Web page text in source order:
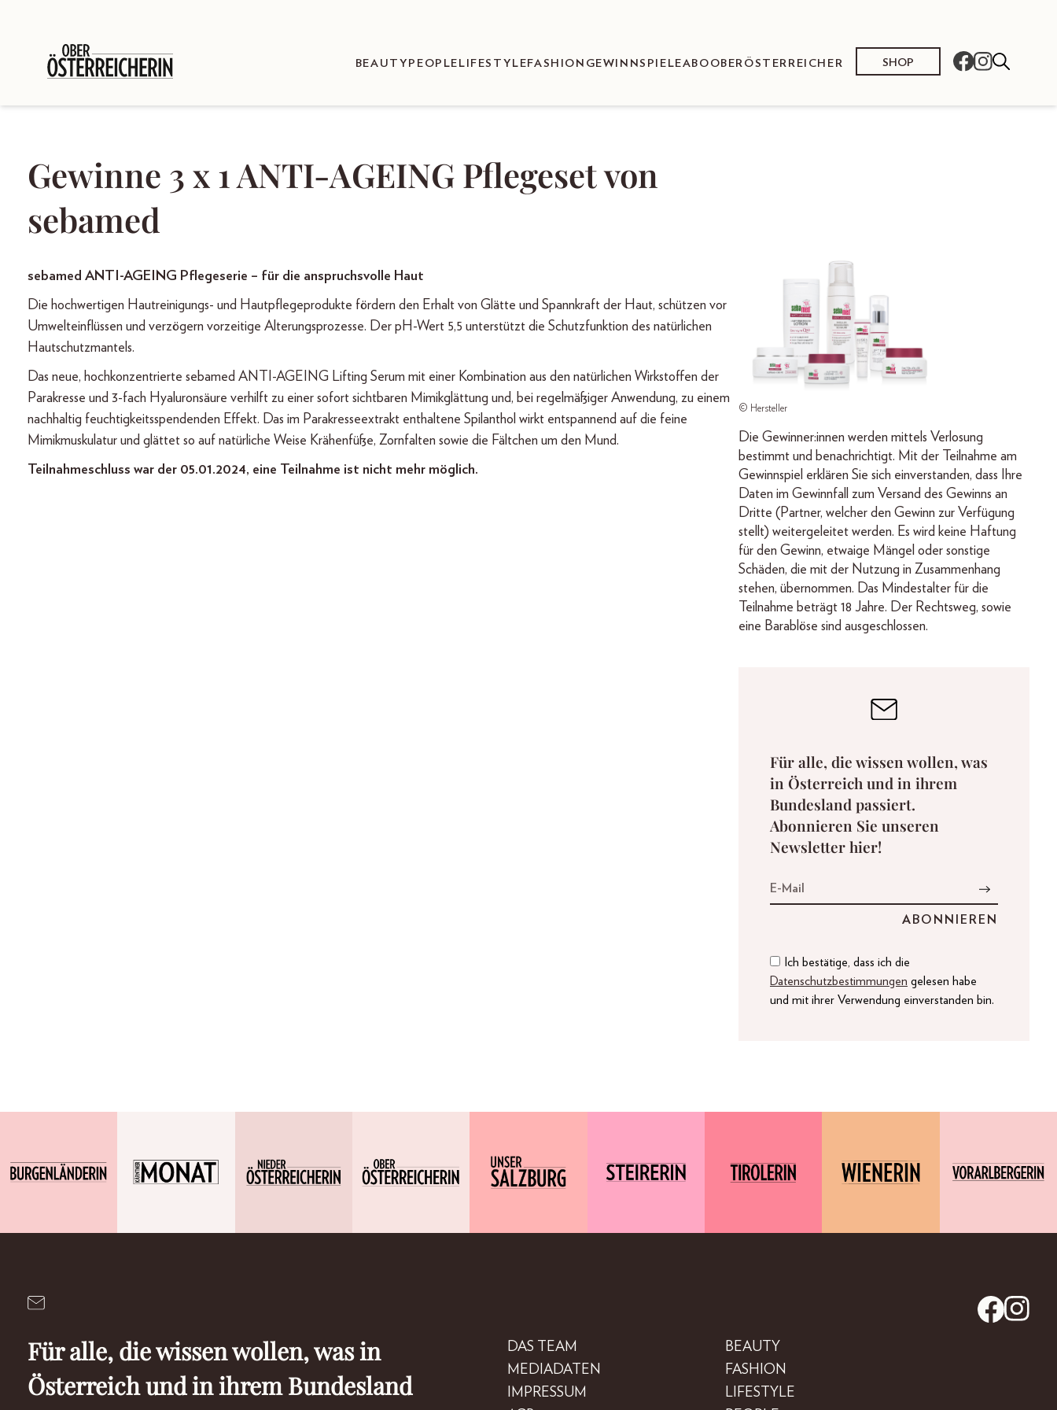
BEAUTY PEOPLE LIFESTYLEFASHION GEWINNSPIELEABO OBERÖSTERREICHER SHOP
Gewinne 3 x 1 ANTI-AGEING Pflegeset von
sebamed
sebamed ANTI-AGEING Pflegeserie – für die anspruchsvolle Haut
Die hochwertigen Hautreinigungs- und Hautpflegeprodukte fördern den Erhalt von Glätte und Spannkraft der Haut, schützen vor
Umwelteinflüssen und verzögern vorzeitige Alterungsprozesse. Der pH-Wert 5,5 unterstützt die Schutzfunktion des natürlichen
Hautschutzmantels.
Das neue, hochkonzentrierte sebamed ANTI-AGEING Lifting Serum mit einer Kombination aus den natürlichen Wirkstoffen der
Parakresse und 3-fach Hyaluronsäure verhilft zu einer sofort sichtbaren Mimikglättung und, bei regelmäßiger Anwendung, zu einem
nachhaltig feuchtigkeitsspendenden Effekt. Das im Parakresseextrakt enthaltene Spilanthol wirkt entspannend auf die feine
Mimikmuskulatur und glättet so auf natürliche Weise Krähenfüße, Zornfalten sowie die Fältchen um den Mund.
Teilnahmeschluss war der 05.01.2024, eine Teilnahme ist nicht mehr möglich.
© Hersteller
Die Gewinner:innen werden mittels Verlosung
bestimmt und benachrichtigt. Mit der Teilnahme am
Gewinnspiel erklären Sie sich einverstanden, dass Ihre
Daten im Gewinnfall zum Versand des Gewinns an
Dritte (Partner, welcher den Gewinn zur Verfügung
stellt) weitergeleitet werden. Es wird keine Haftung
für den Gewinn, etwaige Mängel oder sonstige
Schäden, die mit der Nutzung in Zusammenhang
stehen, übernommen. Das Mindestalter für die
Teilnahme beträgt 18 Jahre. Der Rechtsweg, sowie
eine Barablöse sind ausgeschlossen.
Für alle, die wissen wollen, was
in Österreich und in ihrem
Bundesland passiert.
Abonnieren Sie unseren
Newsletter hier!
Ich bestätige, dass ich die
Datenschutzbestimmungen gelesen habe
und mit ihrer Verwendung einverstanden bin.
Für alle, die wissen wollen, was in
Österreich und in ihrem Bundesland
DAS TEAM
MEDIADATEN
IMPRESSUM
BEAUTY
FASHION
LIFESTYLE